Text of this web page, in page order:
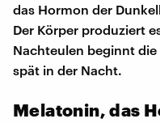
das Hormon der
Der Körper produziert
Nachteulen beginnt
spät in der Nacht.
Melatonin, das